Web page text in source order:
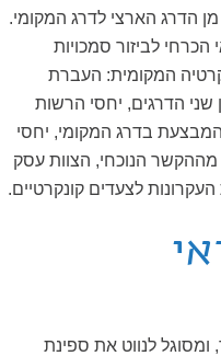
הדרג הארצי לדרג המקומי.
לביזור סמכויות
המקומית: העברת
שני הדרגים, יחסי הרשות
בדרג המקומי, יחסי
הנוכחי, הצוות עסק
לצעדים קונקרטיים.
ומסוגל לנווט את ספינת